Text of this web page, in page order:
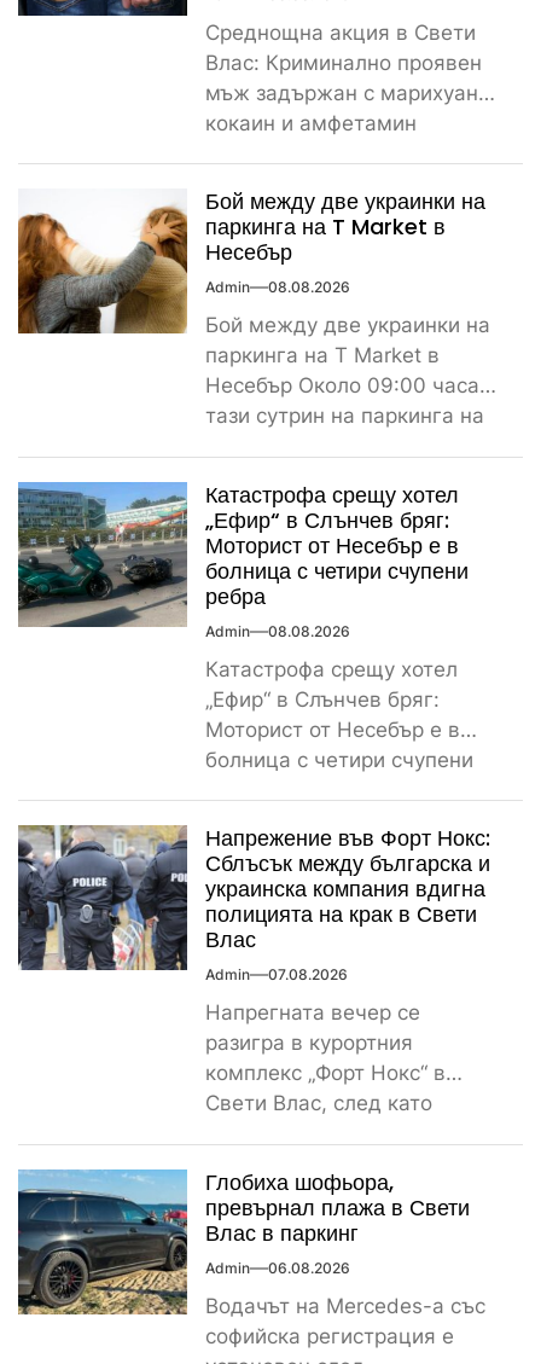
Среднощна акция в Свети
Влас: Криминално проявен
мъж задържан с марихуана,
кокаин и амфетамин
Бой между две украинки на
паркинга на T Market в
Несебър
Admin 08.08.2026
Бой между две украинки на
паркинга на T Market в
Несебър Около 09:00 часа
тази сутрин на паркинга на
Катастрофа срещу хотел
„Ефир“ в Слънчев бряг:
Моторист от Несебър е в
болница с четири счупени
ребра
Admin 08.08.2026
Катастрофа срещу хотел
„Ефир“ в Слънчев бряг:
Моторист от Несебър е в
болница с четири счупени
Напрежение във Форт Нокс:
Сблъсък между българска и
украинска компания вдигна
полицията на крак в Свети
Влас
Admin 07.08.2026
Напрегната вечер се
разигра в курортния
комплекс „Форт Нокс“ в
Свети Влас, след като
Глобиха шофьора,
превърнал плажа в Свети
Влас в паркинг
Admin 06.08.2026
Водачът на Mercedes-а със
софийска регистрация е